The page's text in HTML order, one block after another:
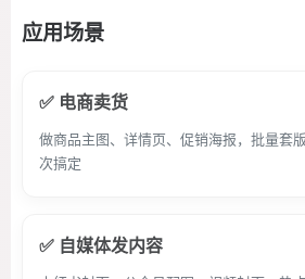
应用场景
✅ 电商卖货
做商品主图、详情页、促销海报，批量套
次搞定
✅ 自媒体发内容